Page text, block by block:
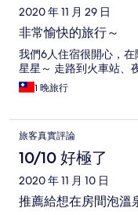
2020 年 11 月 29 日
非常愉快的旅行～
我們6人住宿很開心，
星星～ 走路到火車站、
1 晚旅行
旅客真實評論
10/10 好極了
2020 年 11 月 10 日
推薦給想在房間泡溫